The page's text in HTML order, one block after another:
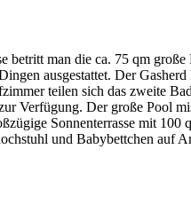
man die ca. 75 qm
ausgestattet. Der
teilen sich das zweite
Verfügung. Der große Pool
Sonnenterrasse mit
und Babybettchen auf